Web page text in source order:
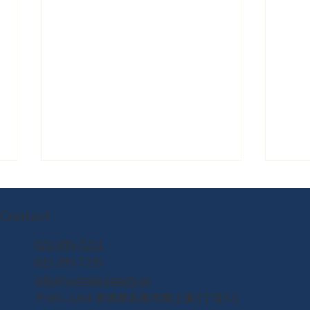
【カナダ🇨🇦現地レポート】
Contact
022-395-7211
022-395-7235
info@yuriageasaichi.jp
〒981-1204 宮城県名取市閖上東3丁目5-1